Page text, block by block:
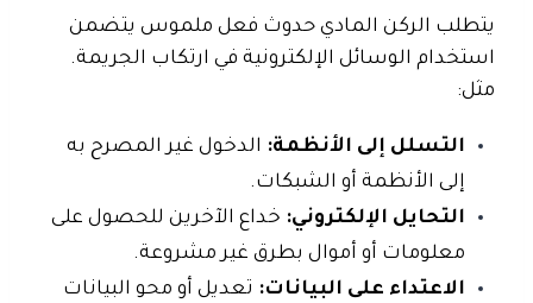
يتطلب الركن المادي حدوث فعل ملموس يتضمن
استخدام الوسائل الإلكترونية في ارتكاب الجريمة.
مثل:
التسلل إلى الأنظمة: الدخول غير المصرح به
إلى الأنظمة أو الشبكات.
التحايل الإلكتروني: خداع الآخرين للحصول على
معلومات أو أموال بطرق غير مشروعة.
الاعتداء على البيانات: تعديل أو محو البيانات